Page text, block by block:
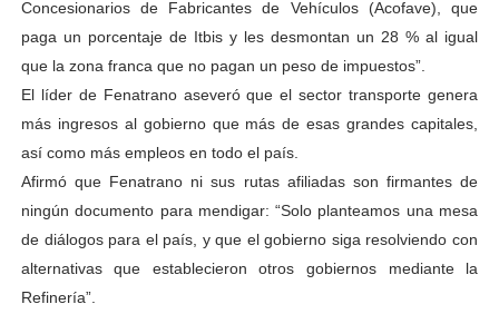
Concesionarios de Fabricantes de Vehículos (Acofave), que
paga un porcentaje de Itbis y les desmontan un 28 % al igual
que la zona franca que no pagan un peso de impuestos”.
El líder de Fenatrano aseveró que el sector transporte genera
más ingresos al gobierno que más de esas grandes capitales,
así como más empleos en todo el país.
Afirmó que Fenatrano ni sus rutas afiliadas son firmantes de
ningún documento para mendigar: “Solo planteamos una mesa
de diálogos para el país, y que el gobierno siga resolviendo con
alternativas que establecieron otros gobiernos mediante la
Refinería”.